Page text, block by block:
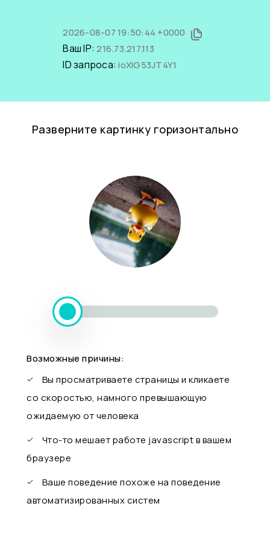
2026-08-07 19:50:44 +0000
Ваш IP:216.73.217.113
ID запроса:ioXIG53JT4Y1
Разверните картинку горизонтально
Возможные причины:
Вы просматриваете страницы и кликаете
со скоростью, намного превышающую
ожидаемую от человека
Что-то мешает работе javascript в вашем
браузере
Ваше поведение похоже на поведение
автоматизированных систем